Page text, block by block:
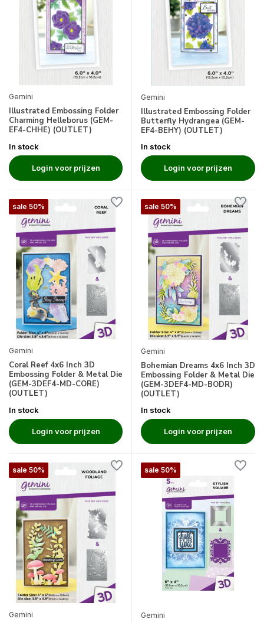
Gemini
Illustrated Embossing Folder
Charming Helleborus (GEM-
EF4-CHHE) (OUTLET)
In stock
Login voor prijzen
Gemini
Illustrated Embossing Folder
Butterfly Hydrangea (GEM-
EF4-BEHY) (OUTLET)
In stock
Login voor prijzen
sale 50%
Gemini
Coral Reef 4x6 Inch 3D
Embossing Folder & Metal Die
(GEM-3DEF4-MD-CORE)
(OUTLET)
In stock
Login voor prijzen
sale 50%
Gemini
Bohemian Dreams 4x6 Inch 3D
Embossing Folder & Metal Die
(GEM-3DEF4-MD-BODR)
(OUTLET)
In stock
Login voor prijzen
sale 50%
Gemini
sale 50%
Gemini